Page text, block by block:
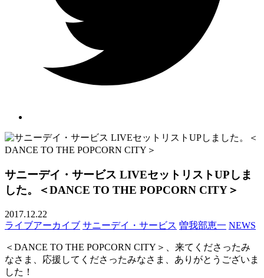
サニーデイ・サービス LIVEセットリストUPしま
した。＜DANCE TO THE POPCORN CITY＞
2017.12.22
ライブアーカイブ サニーデイ・サービス 曽我部恵一 NEWS
＜DANCE TO THE POPCORN CITY＞、来てくださったみ
なさま、応援してくださったみなさま、ありがとうございま
した！